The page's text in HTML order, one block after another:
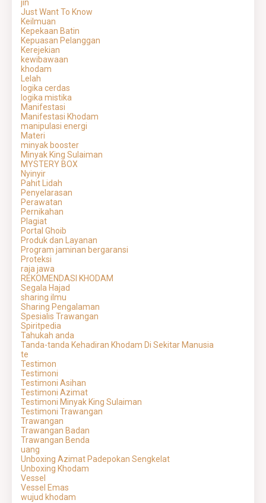
jin
Just Want To Know
Keilmuan
Kepekaan Batin
Kepuasan Pelanggan
Kerejekian
kewibawaan
khodam
Lelah
logika cerdas
logika mistika
Manifestasi
Manifestasi Khodam
manipulasi energi
Materi
minyak booster
Minyak King Sulaiman
MYSTERY BOX
Nyinyir
Pahit Lidah
Penyelarasan
Perawatan
Pernikahan
Plagiat
Portal Ghoib
Produk dan Layanan
Program jaminan bergaransi
Proteksi
raja jawa
REKOMENDASI KHODAM
Segala Hajad
sharing ilmu
Sharing Pengalaman
Spesialis Trawangan
Spiritpedia
Tahukah anda
Tanda-tanda Kehadiran Khodam Di Sekitar Manusia
te
Testimon
Testimoni
Testimoni Asihan
Testimoni Azimat
Testimoni Minyak King Sulaiman
Testimoni Trawangan
Trawangan
Trawangan Badan
Trawangan Benda
uang
Unboxing Azimat Padepokan Sengkelat
Unboxing Khodam
Vessel
Vessel Emas
wujud khodam